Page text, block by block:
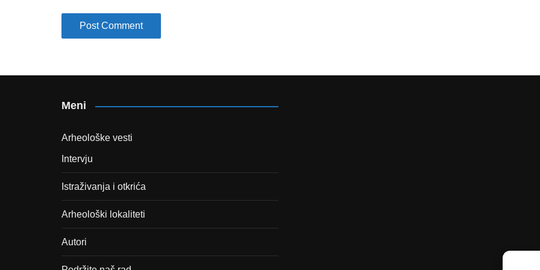
Meni
Arheološke vesti
Intervju
Istraživanja i otkrića
Arheološki lokaliteti
Autori